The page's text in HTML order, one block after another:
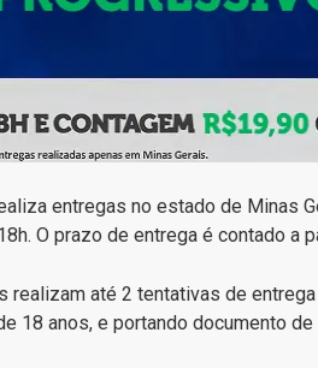
entregas no estado de Minas
O prazo de entrega é contado
realizam até 2 tentativas de
18 anos, e portando documento